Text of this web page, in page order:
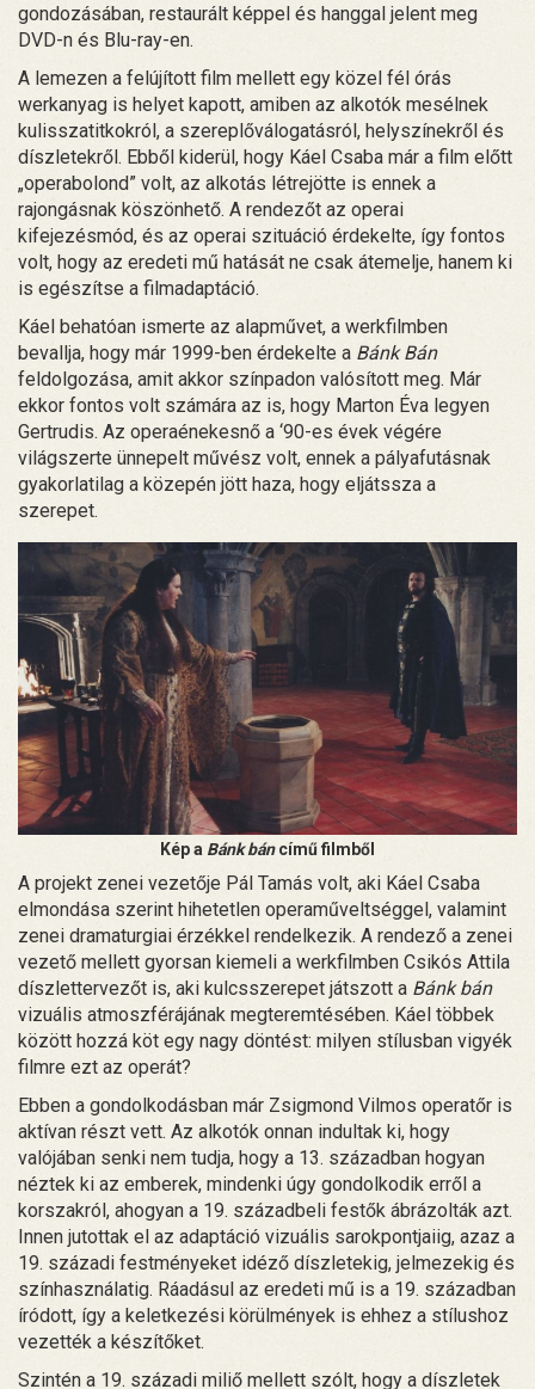
gondozásában, restaurált képpel és hanggal jelent meg
DVD-n és Blu-ray-en.
A lemezen a felújított film mellett egy közel fél órás
werkanyag is helyet kapott, amiben az alkotók mesélnek
kulisszatitkokról, a szereplőválogatásról, helyszínekről és
díszletekről. Ebből kiderül, hogy Káel Csaba már a film előtt
„operabolond” volt, az alkotás létrejötte is ennek a
rajongásnak köszönhető. A rendezőt az operai
kifejezésmód, és az operai szituáció érdekelte, így fontos
volt, hogy az eredeti mű hatását ne csak átemelje, hanem ki
is egészítse a filmadaptáció.
Káel behatóan ismerte az alapművet, a werkfilmben
bevallja, hogy már 1999-ben érdekelte a Bánk Bán
feldolgozása, amit akkor színpadon valósított meg. Már
ekkor fontos volt számára az is, hogy Marton Éva legyen
Gertrudis. Az operaénekesnő a ‘90-es évek végére
világszerte ünnepelt művész volt, ennek a pályafutásnak
gyakorlatilag a közepén jött haza, hogy eljátssza a
szerepet.
Kép a Bánk báncímű filmből
A projekt zenei vezetője Pál Tamás volt, aki Káel Csaba
elmondása szerint hihetetlen operaműveltséggel, valamint
zenei dramaturgiai érzékkel rendelkezik. A rendező a zenei
vezető mellett gyorsan kiemeli a werkfilmben Csikós Attila
díszlettervezőt is, aki kulcsszerepet játszott a Bánk bán
vizuális atmoszférájának megteremtésében. Káel többek
között hozzá köt egy nagy döntést: milyen stílusban vigyék
filmre ezt az operát?
Ebben a gondolkodásban már Zsigmond Vilmos operatőr is
aktívan részt vett. Az alkotók onnan indultak ki, hogy
valójában senki nem tudja, hogy a 13. században hogyan
néztek ki az emberek, mindenki úgy gondolkodik erről a
korszakról, ahogyan a 19. századbeli festők ábrázolták azt.
Innen jutottak el az adaptáció vizuális sarokpontjaiig, azaz a
19. századi festményeket idéző díszletekig, jelmezekig és
színhasználatig. Ráadásul az eredeti mű is a 19. században
íródott, így a keletkezési körülmények is ehhez a stílushoz
vezették a készítőket.
Szintén a 19. századi miliő mellett szólt, hogy a díszletek